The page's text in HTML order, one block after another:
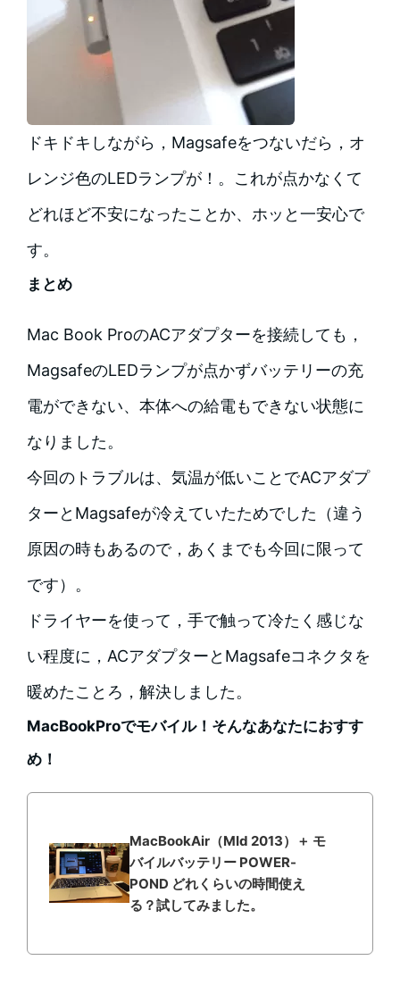
ドキドキしながら，Magsafeをつないだら，オ
レンジ色のLEDランプが！。これが点かなくて
どれほど不安になったことか、ホッと一安心で
す。
まとめ
Mac Book ProのACアダプターを接続しても，
MagsafeのLEDランプが点かずバッテリーの充
電ができない、本体への給電もできない状態に
なりました。
今回のトラブルは、気温が低いことでACアダプ
ターとMagsafeが冷えていたためでした（違う
原因の時もあるので，あくまでも今回に限って
です）。
ドライヤーを使って，手で触って冷たく感じな
い程度に，ACアダプターとMagsafeコネクタを
暖めたことろ，解決しました。
MacBookProでモバイル！そんなあなたにおすす
め！
MacBookAir（MId 2013）＋ モ
バイルバッテリー POWER-
POND どれくらいの時間使え
る？試してみました。